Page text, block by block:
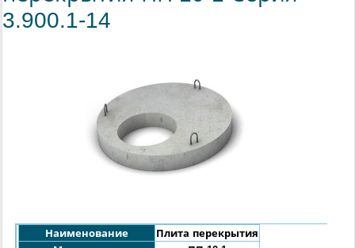
3.900.1-14
Наименование
Плита перекрытия